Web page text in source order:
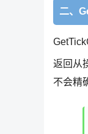
二、
返回从
不会精